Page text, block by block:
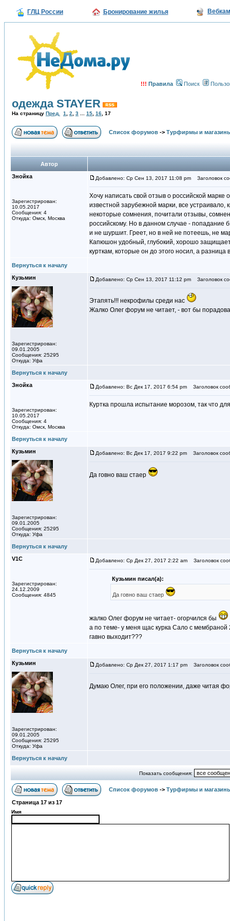
ГЛЦ России Бронирование жилья
!!! Правила Поиск
одежда STAYER
На страницу Пред. 1 2 3 15 16 17
Список форумов -> Турфирмы и
Автор
Знойка
Зарегистрирован:
10.05.2017
Сообщения: 4
Откуда: Омск, Москва
Добавлено: Ср Сен 13, 2017 11:08 pm Заголовок
Хочу написать свой отзыв о российской марке
известной зарубежной марки, все
некоторые сомнения, почитали отзывы,
российскому. Но в данном случае - попадание
и не шуршит. Греет, но в ней не потеешь, не
Капюшон удобный, глубокий, хорошо защищает
курткам, которые он до этого носил, а разница
Вернуться к началу
Кузьмин
Зарегистрирован:
09.01.2005
Сообщения: 25295
Откуда: Уфа
Добавлено: Ср Сен 13, 2017 11:12 pm Заголовок
Этапять!!! некрофилы среди нас
Жалко Олег форум не читает, - вот бы
Вернуться к началу
Знойка
Зарегистрирован:
10.05.2017
Сообщения: 4
Откуда: Омск, Москва
Добавлено: Вс Дек 17, 2017 6:54 pm Заголовок
Куртка прошла испытание морозом, так что
Вернуться к началу
Кузьмин
Зарегистрирован:
09.01.2005
Сообщения: 25295
Откуда: Уфа
Добавлено: Вс Дек 17, 2017 9:22 pm Заголовок
Да говно ваш стаер
Вернуться к началу
V1С
Зарегистрирован:
24.12.2009
Сообщения: 4845
Добавлено: Ср Дек 27, 2017 2:22 am Заголовок
Кузьмин писал(а):
Да говно ваш стаер
жалко Олег форум не читает- огорчился бы
а по теме- у меня щас курка Сало с мембраной
гавно выходит???
Вернуться к началу
Кузьмин
Зарегистрирован:
09.01.2005
Сообщения: 25295
Откуда: Уфа
Добавлено: Ср Дек 27, 2017 1:17 pm Заголовок
Думаю Олег, при его положении, даже читая
Вернуться к началу
Показать сообщения:
Список форумов -> Турфирмы и
Страница 17 из 17
Имя